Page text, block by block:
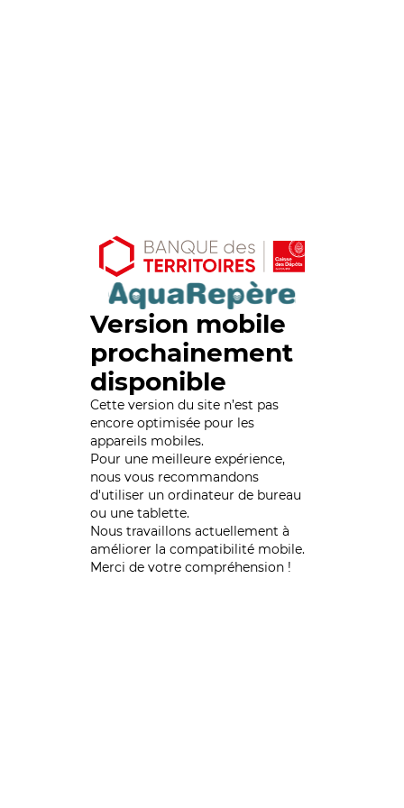
Version mobile
prochainement
disponible
Cette version du site n’est pas
encore optimisée pour les
appareils mobiles.
Pour une meilleure expérience,
nous vous recommandons
d'utiliser un ordinateur de bureau
ou une tablette.
Nous travaillons actuellement à
améliorer la compatibilité mobile.
Merci de votre compréhension !